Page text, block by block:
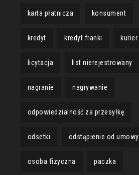
karta płatnicza konsument
kredyt kredyt franki kurier
licytacja list nierejestrowany
nagranie nagrywanie
odpowiedzialność za przesyłkę
odsetki odstąpienie od umowy
osoba fizyczna paczka